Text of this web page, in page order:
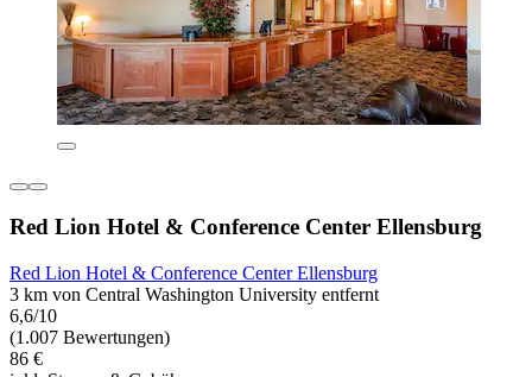
Red Lion Hotel & Conference Center Ellensburg
Red Lion Hotel & Conference Center Ellensburg
3 km von Central Washington University entfernt
6,6/10
(1.007 Bewertungen)
86 €